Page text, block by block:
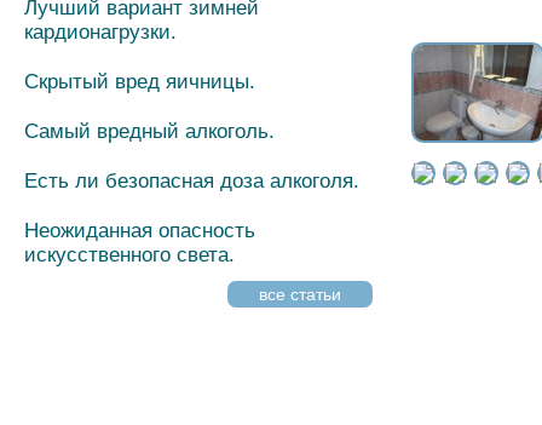
Лучший вариант зимней
кардионагрузки.
Скрытый вред яичницы.
Самый вредный алкоголь.
Есть ли безопасная доза алкоголя.
Неожиданная опасность
искусственного света.
все статьи